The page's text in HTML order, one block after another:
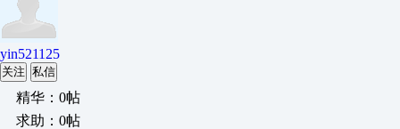
yin521125
关注 私信
精华：0帖
求助：0帖